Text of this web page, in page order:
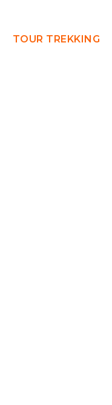
TOUR TREKKING